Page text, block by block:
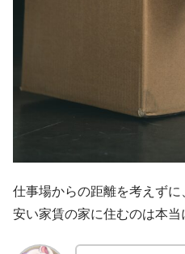
仕事場からの距離を考えずに
安い家賃の家に住むのは本当